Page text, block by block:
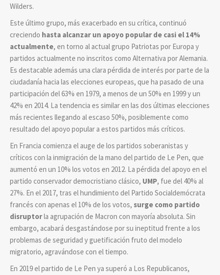
Wilders.
Este último grupo, más exacerbado en su crítica, continuó
creciendo hasta alcanzar un apoyo popular de casi el 14%
actualmente, en torno al actual grupo Patriotas por Europa y
partidos actualmente no inscritos como Alternativa por Alemania.
Es destacable además una clara pérdida de interés por parte de la
ciudadanía hacia las elecciones europeas, que ha pasado de una
participación del 63% en 1979, a menos de un 50% en 1999 y un
42% en 2014. La tendencia es similar en las dos últimas elecciones
más recientes llegando al escaso 50%, posiblemente como
resultado del apoyo popular a estos partidos más críticos.
En Francia comienza el auge de los partidos soberanistas y
críticos con la inmigración de la mano del partido de Le Pen, que
aumentó en un 10% los votos en 2012. La pérdida del apoyo en el
partido conservador democristiano clásico, UMP, fue del 40% al
27%. En el 2017, tras el hundimiento del Partido Socialdemócrata
francés con apenas el 10% de los votos, surge como partido
disruptorla agrupación de Macron con mayoría absoluta. Sin
embargo, acabará desgastándose por su ineptitud frente a los
problemas de seguridad y guetificación fruto del modelo
migratorio, agravándose con el tiempo.
En 2019 el partido de Le Pen ya superó a Los Republicanos,